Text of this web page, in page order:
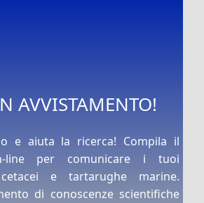
AVVISTAMENTO!
e aiuta la ricerca! Compila il
line per comunicare i tuoi
e tartarughe marine.
di conoscenze scientifiche